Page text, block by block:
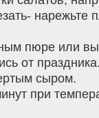
нарежьте
пюре или
от
сыром.
при